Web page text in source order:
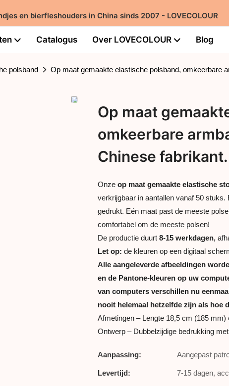
en bierfleshouders in China sinds 2007 - LOVECOLOUR
Catalogus Over LOVECOLOUR Blog
polsband Op maat gemaakte elastische polsband, omkeerbare
Op maat
omkeerbare
Chinese fabrikant.
Onze op maat gemaakte elastische
verkrijgbaar in aantallen vanaf 50
gedrukt. Eén maat past de meeste
comfortabel om de meeste polsen!
De productie duurt 8-15 werkdagen,
Let op: de kleuren op een digitaal
Alle aangeleverde afbeeldingen
en de Pantone-kleuren op uw
van computers verschillen nu
nooit helemaal hetzelfde zijn als hoe
Afmetingen – Lengte 18,5 cm (185
Ontwerp – Dubbelzijdige bedrukking
Aanpassing: Aangepast
Levertijd: 7-15 dagen,